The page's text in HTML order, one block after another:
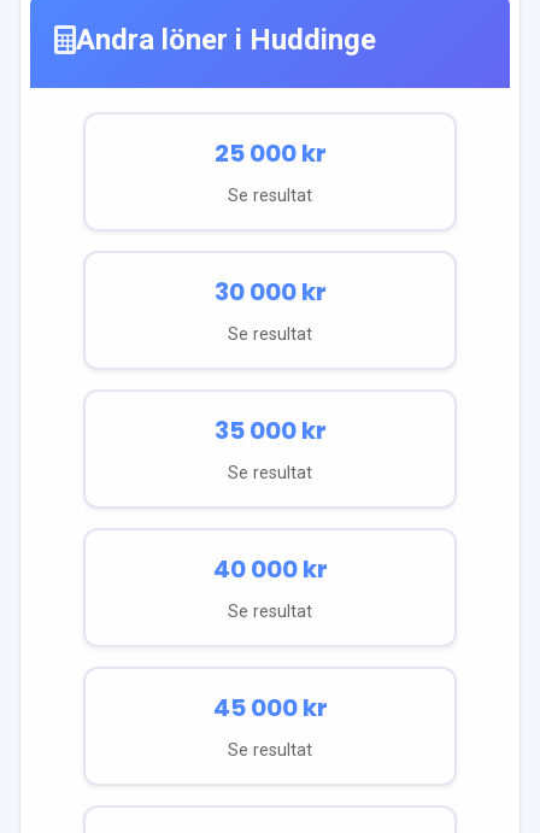
Andra löner i Huddinge
25 000kr
Se resultat
30 000kr
Se resultat
35 000kr
Se resultat
40 000kr
Se resultat
45 000kr
Se resultat